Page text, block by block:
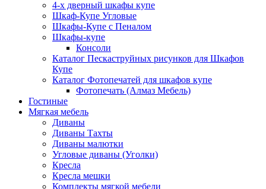
4-х дверный шкафы купе
Шкаф-Купе Угловые
Шкафы-Купе с Пеналом
Шкафы-купе
Консоли
Каталог Пескаструйных рисунков для Шкафов
Купе
Каталог Фотопечатей для шкафов купе
Фотопечать (Алмаз Мебель)
Гостиные
Мягкая мебель
Диваны
Диваны Тахты
Диваны малютки
Угловые диваны (Уголки)
Кресла
Кресла мешки
Комплекты мягкой мебели